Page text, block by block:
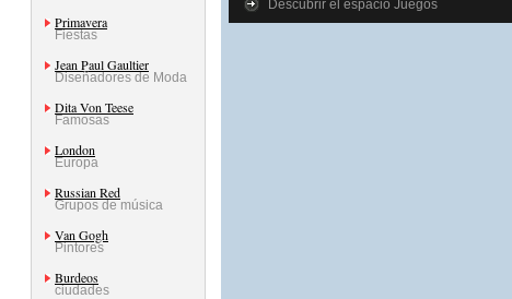
Primavera
Fiestas
Jean Paul Gaultier
Diseñadores de Moda
Dita Von Teese
Famosas
London
Europa
Russian Red
Grupos de música
Van Gogh
Pintores
Burdeos
ciudades
Descubrir el espacio Juegos